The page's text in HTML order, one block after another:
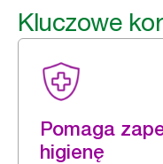
Kluczowe
Pomaga
higienę